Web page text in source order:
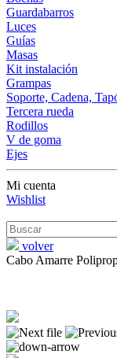
Guardabarros
Luces
Guías
Masas
Kit instalación
Grampas
Soporte, Cadena,
Tercera rueda
Rodillos
V de goma
Ejes
Mi cuenta
Wishlist
volver
Cabo Amarre